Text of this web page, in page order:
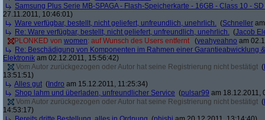
Samsung Plus Serie MB-SPAGA - Flash-Speicherkarte - 16GB - Class 10 -
27.11.2011, 10:46:01)
Ware verfügbar, bestellt, nicht geliefert, unfreundlich, unehrlich. (Schneller
Re: Ware verfügbar, bestellt, nicht geliefert, unfreundlich, unehrlich. (Jacob
PLONKED von women: auf Wunsch des Users entfernt (yeahyeahno am
Re: Beschädigung von Komponenten im Rahmen einer Garantieabwicklung
Elektronik am 02.12.2011, 15:56:42)
Vom Autor zurückgezogen oder Autor hat seine Registrierung nicht bestätigt (
13:51:51)
Alles gut ( Indro am 15.12.2011, 11:25:34)
Shop lahm und überladen, unfreundlicher Service (pulsar99 am 18.12.2011,
Vom Autor zurückgezogen oder Autor hat seine Registrierung nicht bestätigt (
14:53:17)